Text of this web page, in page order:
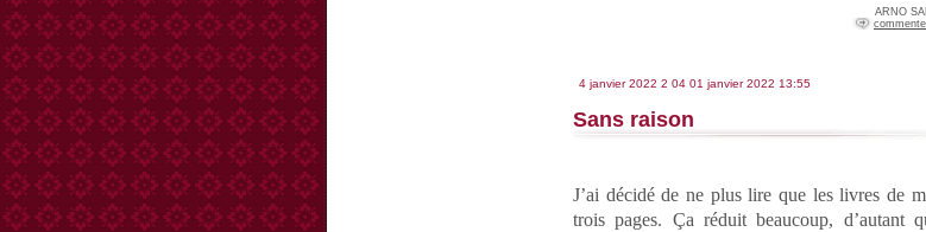
ARNO
4 janvier 2022 2 04 01 janvier 2022 13:55
Sans raison
J’ai décidé de ne plus lire que les livres de
trois pages. Ça réduit beaucoup, d’autant